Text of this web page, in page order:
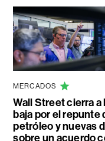
MERCADOS
Wall Street cierra a
baja por el repunte
petróleo y nuevas
sobre un acuerdo